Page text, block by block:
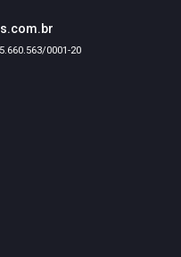
0001-20